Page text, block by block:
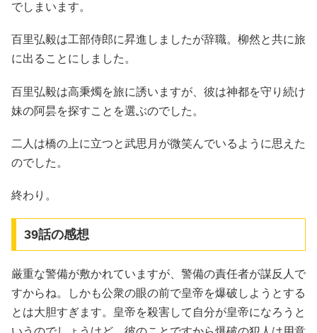
でしまいます。
百里弘毅は工部侍郎に昇進しましたが辞職。柳然と共に旅
に出ることにしました。
百里弘毅は高秉燭を旅に誘いますが、彼は神都を守り続け
妹の阿昙を探すことを選ぶのでした。
二人は橋の上に立つと武思月が微笑んでいるように思えた
のでした。
終わり。
39話の感想
厳重な警備が敷かれていますが、警備の責任者が謀反人で
すからね。しかも公衆の眼の前で皇帝を爆破しようとする
とは大胆すぎます。皇帝を殺害して自分が皇帝になろうと